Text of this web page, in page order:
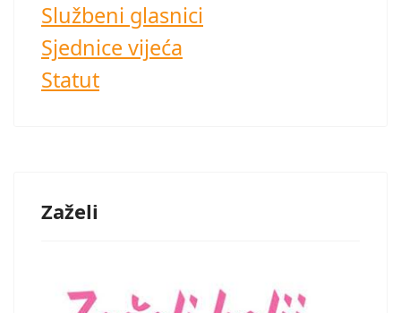
Službeni glasnici
Sjednice vijeća
Statut
Zaželi